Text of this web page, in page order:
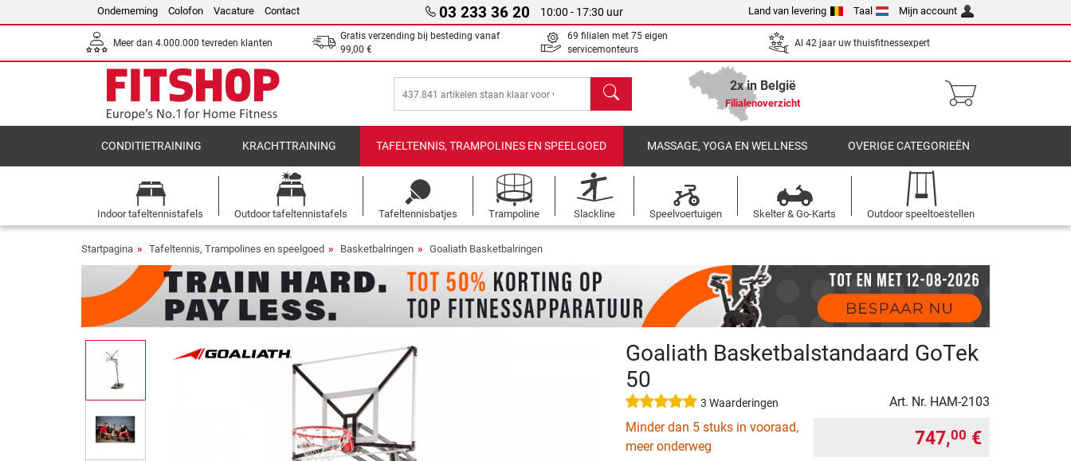
Onderneming Colofon Vacature Contact 03 233 36 20 10:00 - 17:30 uur Land van levering Taal Mijn account
Meer dan 4.000.000 tevreden klanten
Gratis verzending bij besteding vanaf
99,00 €
69 filialen met 75 eigen
servicemonteurs
Al 42 jaar uw thuisfitnessexpert
Zoeken 2x in België
Filialenoverzicht
CONDITIETRAINING KRACHTTRAINING TAFELTENNIS, TRAMPOLINES EN SPEELGOED MASSAGE, YOGA EN WELLNESS OVERIGE CATEGORIEËN
Indoor tafeltennistafels Outdoor tafeltennistafels Tafeltennisbatjes Trampoline Slackline Speelvoertuigen Skelter & Go-Karts Outdoor speeltoestellen
Startpagina Tafeltennis, Trampolines en speelgoed Basketbalringen Goaliath Basketbalringen
Goaliath Basketbalstandaard GoTek
50
3 Waarderingen Art. Nr. HAM-2103
Minder dan 5 stuks in vooraad,
meer onderweg
747,00 €